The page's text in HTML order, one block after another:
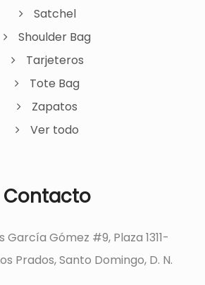
Satchel
Shoulder Bag
Tarjeteros
Tote Bag
Zapatos
Ver todo
Contacto
García Gómez #9, Plaza 1311-
Prados, Santo Domingo, D. N.